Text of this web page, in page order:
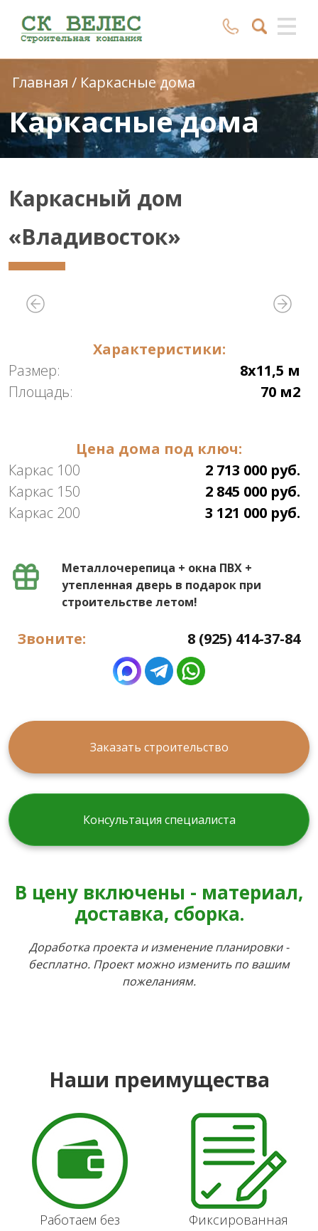
Главная / Каркасные дома
Каркасные дома
Каркасный дом
«Владивосток»
Характеристики:
Размер:
8х11,5 м
Площадь:
70 м2
Цена дома под ключ:
Каркас 100
2 713 000 руб.
Каркас 150
2 845 000 руб.
Каркас 200
3 121 000 руб.
Металлочерепица + окна ПВХ +
утепленная дверь в подарок при
строительстве летом!
Звоните: 8 (925) 414-37-84
Заказать строительство
Консультация специалиста
В цену включены - материал,
доставка, сборка.
Доработка проекта и изменение планировки -
бесплатно. Проект можно изменить по вашим
пожеланиям.
Наши преимущества
Работаем без
Фиксированная